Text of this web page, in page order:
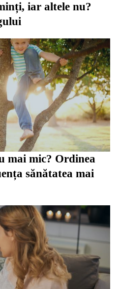
iar altele nu?
mai mic? Ordinea
sănătatea mai